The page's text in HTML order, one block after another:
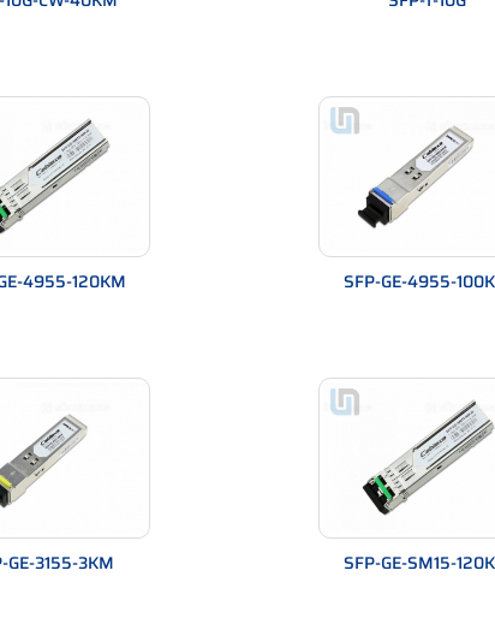
dẫn đến tín hiệu không ổn định.
4955-120KM SFP-GE-4955-
GE-3155-3KM SFP-GE-SM15-